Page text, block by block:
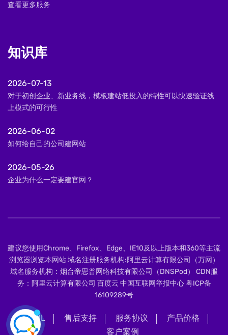
查看更多服务
知识库
2026-07-13
对于初创企业、新业务线，模板建站低投入的特性可以快速验证线
上模式的可行性
2026-06-02
如何给自己的公司建网站
2026-05-26
企业为什么一定要建官网？
建议您使用Chrome、Firefox、Edge、IE10及以上版本和360等主流
浏览器浏览本网站 域名注册服务机构:阿里云计算有限公司（万网）
域名服务机构：烟台帝思普网络科技有限公司（DNSPod） CDN服
务：阿里云计算有限公司 百度云 中国互联网举报中心粤ICP备
16109289号
XML 售后支持 服务协议
产品价格
客户案例